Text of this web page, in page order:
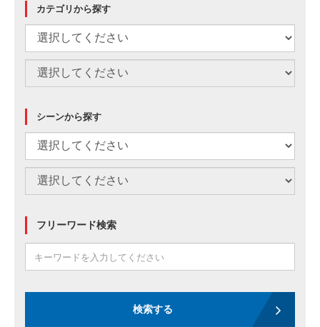
カテゴリから探す
シーンから探す
フリーワード検索
検索する